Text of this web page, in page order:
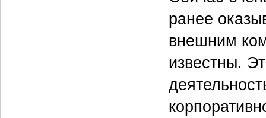
ранее
внешним
известны.